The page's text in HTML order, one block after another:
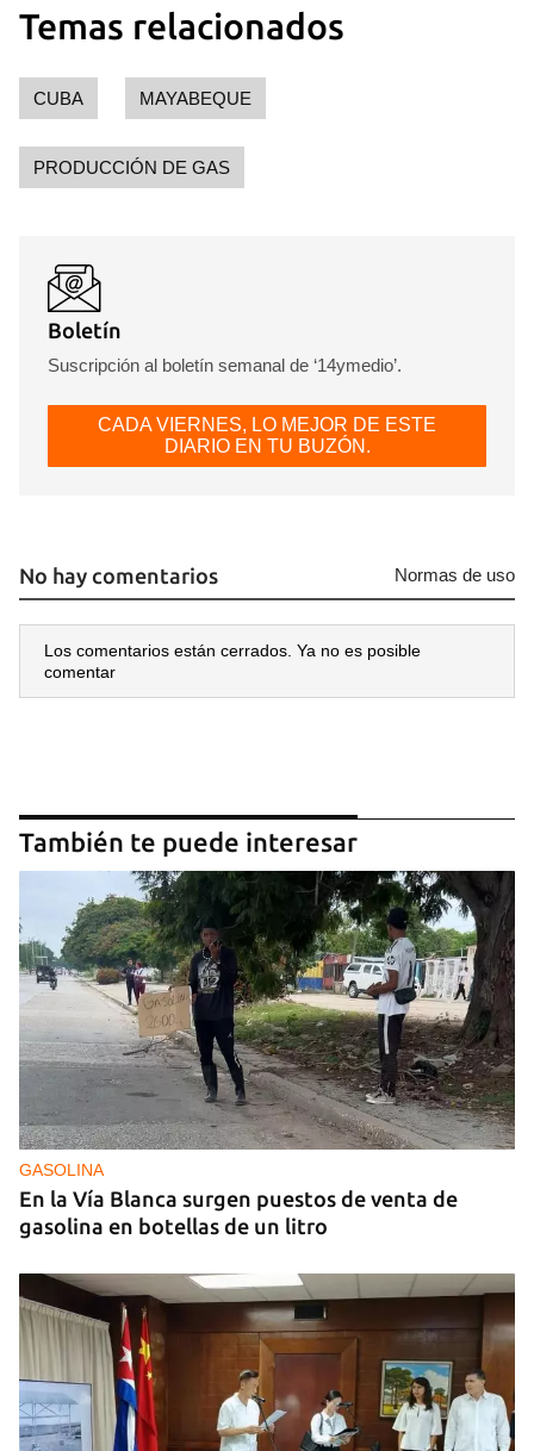
Temas relacionados
CUBA MAYABEQUE
PRODUCCIÓN DE GAS
Boletín
Suscripción al boletín semanal de ‘14ymedio’.
CADA VIERNES, LO MEJOR DE ESTE
DIARIO EN TU BUZÓN.
No hay comentarios Normas de uso
Los comentarios están cerrados. Ya no es posible
comentar
También te puede interesar
GASOLINA
En la Vía Blanca surgen puestos de venta de
gasolina en botellas de un litro